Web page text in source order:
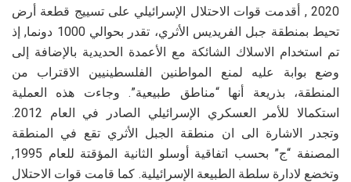
2020 , أقدمت قوات الاحتلال الإسرائيلي على تسييج قطعة أرض
تحيط بمنطقة جبل الفريديس الأثري، تقدر بحوالي 1000 دونما, إذ
تم استخدام الاسلاك الشائكة مع الأعمدة الحديدية بالإضافة إلى
وضع بوابة عليه لمنع المواطنين الفلسطينيين الاقتراب من
المنطقة، بذريعة أنها “مناطق طبيعية”. وجاءت هذه العملية
استكمالا للأمر العسكري الإسرائيلي الصادر في العام 2012.
وتجدر الاشارة الى ان منطقة الجبل الأثري تقع في المنطقة
المصنفة “ج” بحسب اتفاقية أوسلو الثانية المؤقتة للعام 1995,
وتخضع لادارة سلطة الطبيعة الإسرائيلية. كما قامت قوات الاحتلال